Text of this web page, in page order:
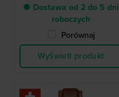
● Dostawa od 2 do 5 dni
roboczych
Porównaj
Wyświetl produkt